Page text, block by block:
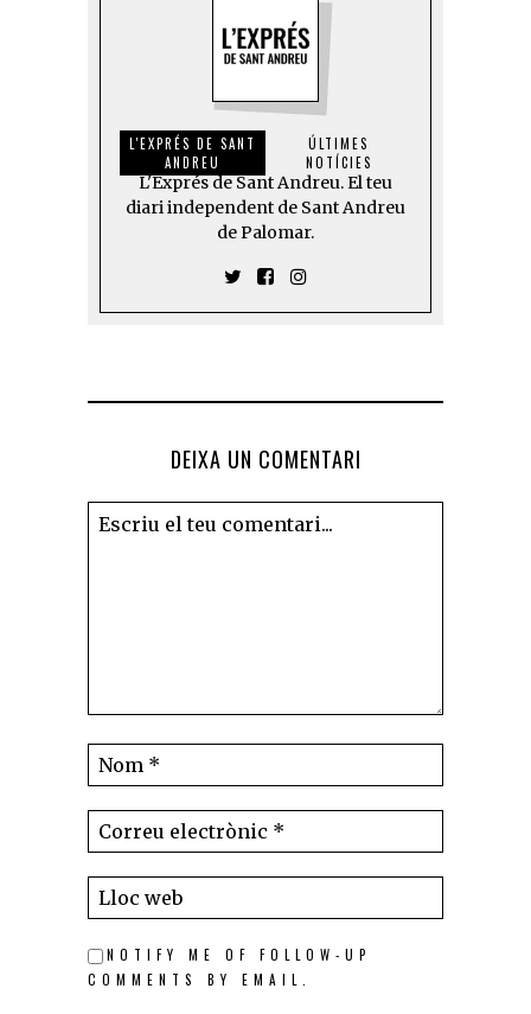
L'EXPRÉS DE SANT
ANDREU
ÚLTIMES
NOTÍCIES
L'Exprés de Sant Andreu. El teu
diari independent de Sant Andreu
de Palomar.
DEIXA UN COMENTARI
NOTIFY ME OF FOLLOW-UP
COMMENTS BY EMAIL.